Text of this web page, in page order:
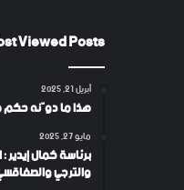
Viewed Posts
أبريل 21, 2025
هذا ما دوّنه حكم
مايو 27, 2025
برئاسة كمال
والترجي